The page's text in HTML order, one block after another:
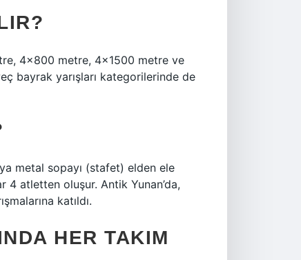
4×800 metre, 4×1500 metre ve
bayrak yarışları kategorilerinde de
metal sopayı (stafet) elden ele
4 atletten oluşur. Antik Yunan’da,
katıldı.
HER TAKIM